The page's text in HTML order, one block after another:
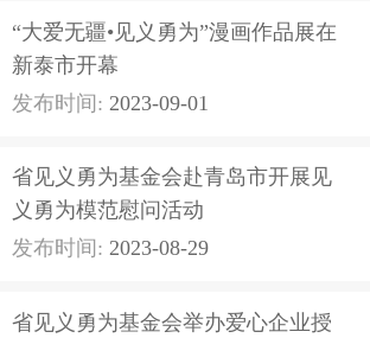
“大爱无疆•见义勇为”漫画作品展在
新泰市开幕
发布时间: 2023-09-01
省见义勇为基金会赴青岛市开展见
义勇为模范慰问活动
发布时间: 2023-08-29
省见义勇为基金会举办爱心企业授